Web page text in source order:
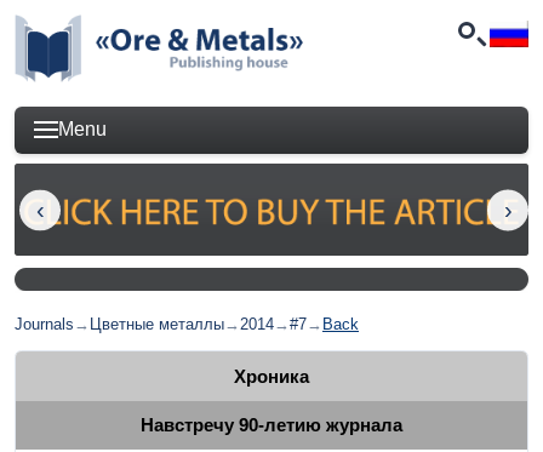
Menu
Journals → Цветные металлы→2014→#7→ Back
Хроника
Навстречу 90-летию журнала